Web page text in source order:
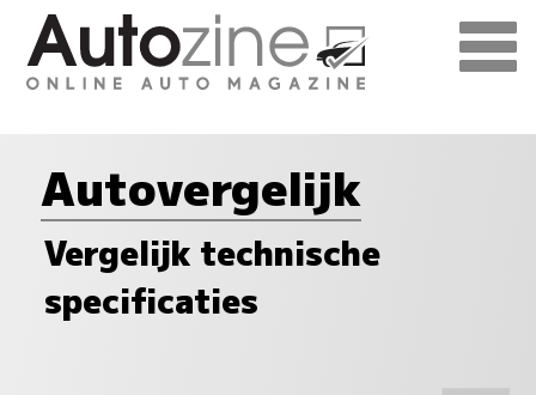
Autovergelijk
Vergelijk technische
specificaties